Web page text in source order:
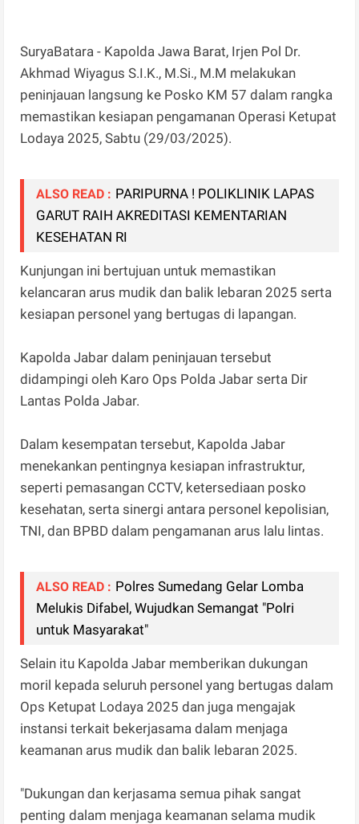
SuryaBatara - Kapolda Jawa Barat, Irjen Pol Dr.
Akhmad Wiyagus S.I.K., M.Si., M.M melakukan
peninjauan langsung ke Posko KM 57 dalam rangka
memastikan kesiapan pengamanan Operasi Ketupat
Lodaya 2025, Sabtu (29/03/2025).
ALSO READ : PARIPURNA ! POLIKLINIK LAPAS
GARUT RAIH AKREDITASI KEMENTARIAN
KESEHATAN RI
Kunjungan ini bertujuan untuk memastikan
kelancaran arus mudik dan balik lebaran 2025 serta
kesiapan personel yang bertugas di lapangan.
Kapolda Jabar dalam peninjauan tersebut
didampingi oleh Karo Ops Polda Jabar serta Dir
Lantas Polda Jabar.
Dalam kesempatan tersebut, Kapolda Jabar
menekankan pentingnya kesiapan infrastruktur,
seperti pemasangan CCTV, ketersediaan posko
kesehatan, serta sinergi antara personel kepolisian,
TNI, dan BPBD dalam pengamanan arus lalu lintas.
ALSO READ : Polres Sumedang Gelar Lomba
Melukis Difabel, Wujudkan Semangat "Polri
untuk Masyarakat"
Selain itu Kapolda Jabar memberikan dukungan
moril kepada seluruh personel yang bertugas dalam
Ops Ketupat Lodaya 2025 dan juga mengajak
instansi terkait bekerjasama dalam menjaga
keamanan arus mudik dan balik lebaran 2025.
"Dukungan dan kerjasama semua pihak sangat
penting dalam menjaga keamanan selama mudik